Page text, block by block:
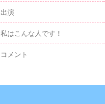
出演
私はこんな人です！
コメント